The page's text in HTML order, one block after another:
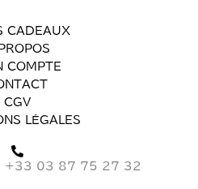
CADEAUX
COMPTE
CGV
LÉGALES
+33 03 87 75 27 32